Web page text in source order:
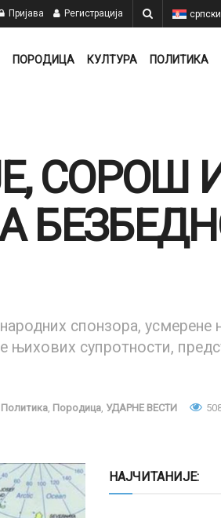
Пријава Регистрација српски
ПОРОДИЦА КУЛТУРА ПОЛИТИКА
СОРОШ
спонзора, усмерене
супротности,
Политика, Породица, УДАРНЕ ВЕСТИ
НАЈЧИТАНИЈЕ: